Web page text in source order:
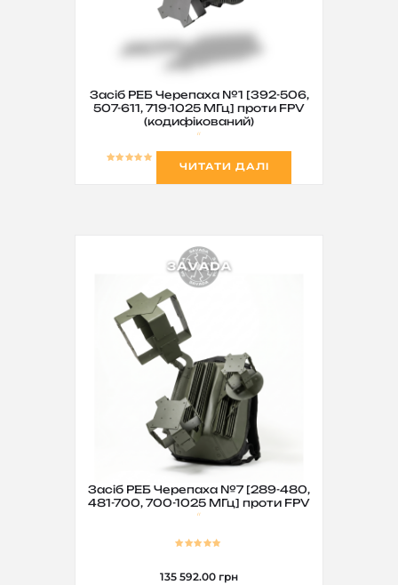
Засіб РЕБ Черепаха №1 [392-506,
507-611, 719-1025 МГц] проти FPV
(кодифікований)
ЧИТАТИ ДАЛІ
Засіб РЕБ Черепаха №7 [289-480,
481-700, 700-1025 МГц] проти FPV
135 592.00 грн